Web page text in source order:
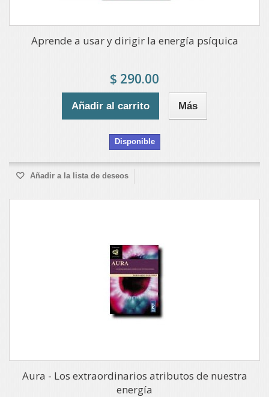
Aprende a usar y dirigir la energía psíquica
$ 290.00
Añadir al carrito Más
Disponible
Añadir a la lista de deseos
Aura - Los extraordinarios atributos de nuestra
energía